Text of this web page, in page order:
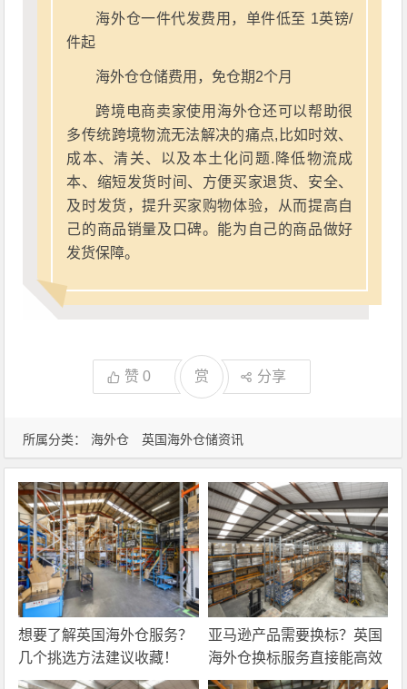
所属分类： 海外仓 英国海外仓储资讯
海外仓一件代发费用，单件低至 1英镑/
件起
海外仓仓储费用，免仓期2个月
跨境电商卖家使用海外仓还可以帮助很
多传统跨境物流无法解决的痛点,比如时效、
成本、清关、以及本土化问题.降低物流成
本、缩短发货时间、方便买家退货、安全、
及时发货，提升买家购物体验，从而提高自
己的商品销量及口碑。能为自己的商品做好
发货保障。
赞0 赏 分享
想要了解英国海外仓服务？
几个挑选方法建议收藏！
亚马逊产品需要换标？英国
海外仓换标服务直接能高效
解决！